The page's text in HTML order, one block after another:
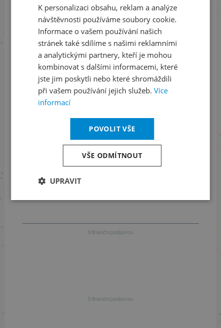
Sledujte nás na sociálních sítích
LinkedIn
flickr
Informace o stavu objednávek
+420 461 049 232
Informace o programu
+420 257 310 414
S finanční podporou
S finanční podporou
ENGLISH
K personalizaci obsahu, reklam a analýze
návštěvnosti používáme soubory cookie.
Informace o vašem používání našich
stránek také sdílíme s našimi reklamními
a analytickými partnery, kteří je mohou
kombinovat s dalšími informacemi, které
jste jim poskytli nebo které shromáždili
při vašem používání jejich služeb. Více
informací
POVOLIT VŠE
VŠE ODMÍTNOUT
UPRAVIT